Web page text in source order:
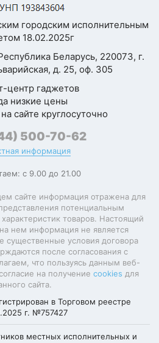
Snapdragon
Qualcomm
Snapdragon 7+
Gen3
8
2 800 МГц
ARM Cortex-X4
2800 МГц + Kryo
Gold Cortex-
A720 2600 МГц +
Kryo Silver
Cortex-A520
1900 МГц
64 бита
4 нм
Qualcomm
городским исполнительным
18.02.2025г
Беларусь, 220073, г.
д. 25, оф. 305
центр гаджетов
низкие цены
сайте круглосуточно
500-70-62
информация
с 9.00 до 21.00
сайте информация отражена для
потенциальным
товаров. Настоящий
нем информация не является
существенные условия договора
после согласования с
что пользуясь данным веб-
на получение cookies для
сайта.
в Торговом реестре
г. №757427
местных исполнительных и